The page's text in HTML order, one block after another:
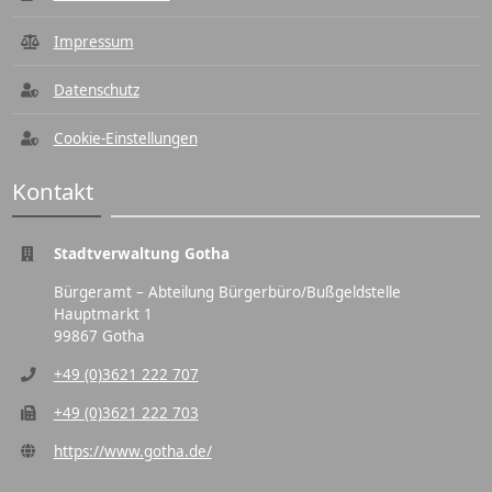
Impressum
Datenschutz
Cookie-Einstellungen
Kontakt
Stadtverwaltung Gotha
Bürgeramt – Abteilung Bürgerbüro/Bußgeldstelle
Hauptmarkt 1
99867 Gotha
+49 (0)3621 222 707
+49 (0)3621 222 703
https://www.gotha.de/